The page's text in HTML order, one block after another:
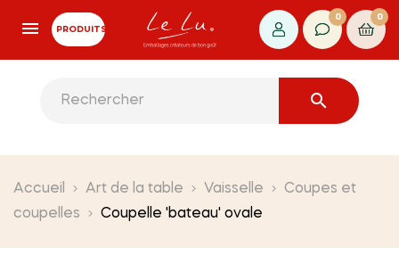
PRODUITS
0 0

Accueil Art de la table Vaisselle
Coupes et
coupelles
Coupelle 'bateau' ovale